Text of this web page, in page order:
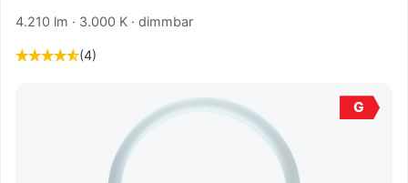
4.210 lm · 3.000 K · dimmbar
(4)
G